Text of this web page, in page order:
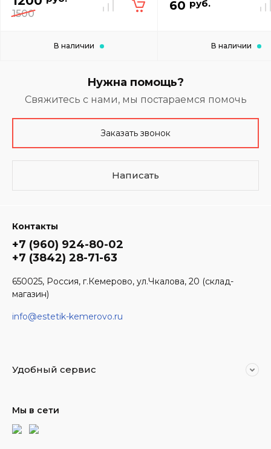
1500
В наличии
60 руб.
В наличии
Нужна помощь?
Свяжитесь с нами, мы постараемся помочь
Заказать звонок
Написать
Контакты
+7 (960) 924-80-02
+7 (3842) 28-71-63
650025, Россия, г.Кемерово, ул.Чкалова, 20 (склад-
магазин)
info@estetik-kemerovo.ru
Удобный сервис
Мы в сети